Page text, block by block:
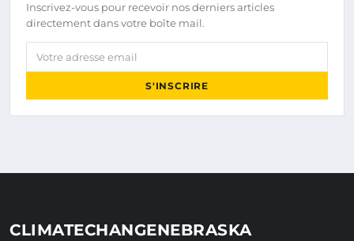
Inscrivez-vous pour recevoir nos derniers articles
directement dans votre boîte mail.
Votre adresse email
S'INSCRIRE
CLIMATECHANGENEBRASKA